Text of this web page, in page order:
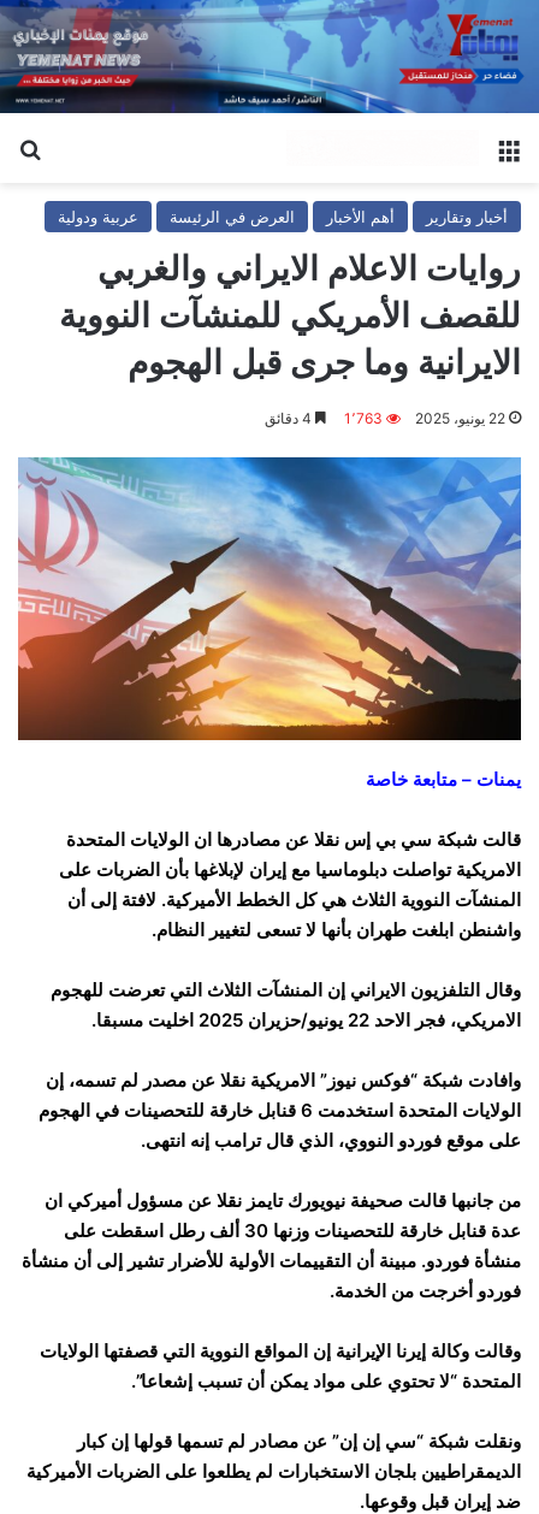
أخبار وتقارير أهم الأخبار العرض في الرئيسة عربية ودولية
روايات الاعلام الايراني والغربي
للقصف الأمريكي للمنشآت النووية
الايرانية وما جرى قبل الهجوم
22 يونيو، 2025 1٬763
يمنات – متابعة خاصة
قالت شبكة سي بي إس نقلا عن مصادرها ان الولايات المتحدة
الامريكية تواصلت دبلوماسيا مع إيران لإبلاغها بأن الضربات على
المنشآت النووية الثلاث هي كل الخطط الأميركية. لافتة إلى أن
واشنطن ابلغت طهران بأنها لا تسعى لتغيير النظام.
وقال التلفزيون الايراني إن المنشآت الثلاث التي تعرضت للهجوم
الامريكي، فجر الاحد 22 يونيو/حزيران 2025 اخليت مسبقا.
وافادت شبكة “فوكس نيوز” الامريكية نقلا عن مصدر لم تسمه، إن
الولايات المتحدة استخدمت 6 قنابل خارقة للتحصينات في الهجوم
على موقع فوردو النووي، الذي قال ترامب إنه انتهى.
من جانبها قالت صحيفة نيويورك تايمز نقلا عن مسؤول أميركي ان
عدة قنابل خارقة للتحصينات وزنها 30 ألف رطل اسقطت على
منشأة فوردو. مبينة أن التقييمات الأولية للأضرار تشير إلى أن منشأة
فوردو أخرجت من الخدمة.
وقالت وكالة إيرنا الإيرانية إن المواقع النووية التي قصفتها الولايات
المتحدة “لا تحتوي على مواد يمكن أن تسبب إشعاعا”.
ونقلت شبكة “سي إن إن” عن مصادر لم تسمها قولها إن كبار
الديمقراطيين بلجان الاستخبارات لم يطلعوا على الضربات الأميركية
ضد إيران قبل وقوعها.